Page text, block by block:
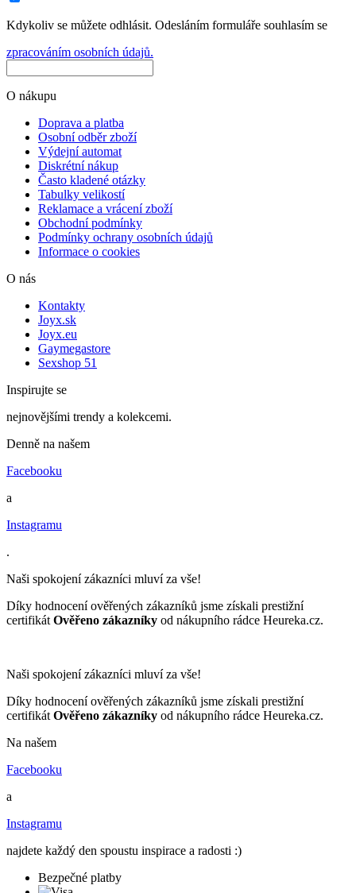
Kdykoliv se můžete odhlásit. Odesláním formuláře souhlasím se
zpracováním osobních údajů.
O nákupu
Doprava a platba
Osobní odběr zboží
Výdejní automat
Diskrétní nákup
Často kladené otázky
Tabulky velikostí
Reklamace a vrácení zboží
Obchodní podmínky
Podmínky ochrany osobních údajů
Informace o cookies
O nás
Kontakty
Joyx.sk
Joyx.eu
Gaymegastore
Sexshop 51
Inspirujte se
nejnovějšími trendy a kolekcemi.
Denně na našem
Facebooku
a
Instagramu
.
Naši spokojení zákazníci mluví za vše!
Díky hodnocení ověřených zákazníků jsme získali prestižní
certifikát Ověřeno zákazníky od nákupního rádce Heureka.cz.
Naši spokojení zákazníci mluví za vše!
Díky hodnocení ověřených zákazníků jsme získali prestižní
certifikát Ověřeno zákazníky od nákupního rádce Heureka.cz.
Na našem
Facebooku
a
Instagramu
najdete každý den spoustu inspirace a radosti :)
Bezpečné platby